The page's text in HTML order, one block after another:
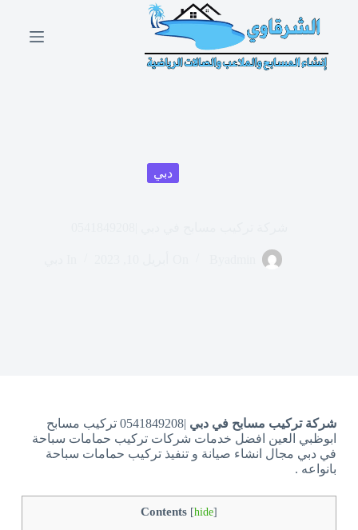
دبي
شركة تركيب مسابح في دبي
|0541849208 تركيب مسابح
ابوظبي العين افضل خدمات شركات تركيب حمامات سباحة
في دبي مجال انشاء صيانة و تنفيذ تركيب حمامات سباحة
بانواعه .
Contents [hide]